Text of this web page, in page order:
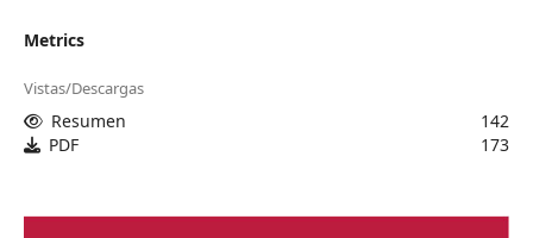
Metrics
Vistas/Descargas
Resumen
142
PDF
173